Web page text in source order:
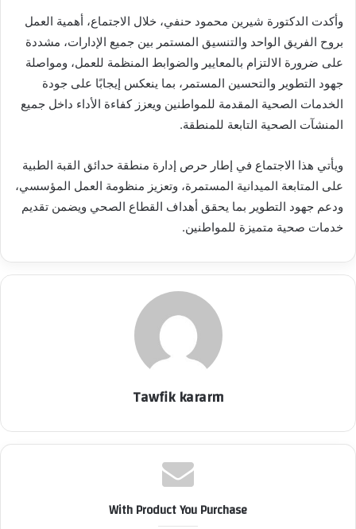
وأكدت الدكتورة شيرين محمود حنفي، خلال الاجتماع، أهمية العمل
بروح الفريق الواحد والتنسيق المستمر بين جميع الإدارات، مشددة
على ضرورة الالتزام بالمعايير والضوابط المنظمة للعمل، ومواصلة
جهود التطوير والتحسين المستمر، بما ينعكس إيجابًا على جودة
الخدمات الصحية المقدمة للمواطنين ويعزز كفاءة الأداء داخل جميع
المنشآت الصحية التابعة للمنطقة.
ويأتي هذا الاجتماع في إطار حرص إدارة منطقة حدائق القبة الطبية
على المتابعة الميدانية المستمرة، وتعزيز منظومة العمل المؤسسي،
ودعم جهود التطوير بما يحقق أهداف القطاع الصحي ويضمن تقديم
خدمات صحية متميزة للمواطنين.
Tawfik kararm
With Product You Purchase